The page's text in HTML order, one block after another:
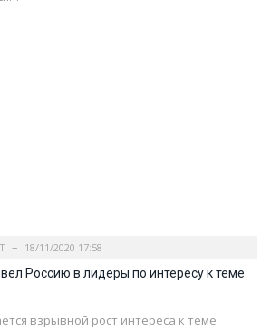
18/11/2020 17:58
Россию в лидеры по интересу к теме
взрывной рост интереса к теме